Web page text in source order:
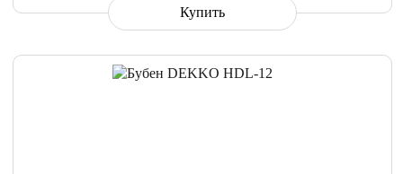
Купить